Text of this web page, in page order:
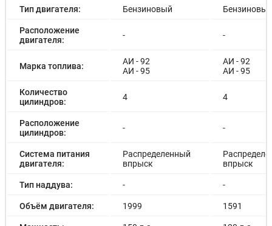
Тип двигателя: Бензиновый Бензиновый
Расположение
двигателя:
- -
Марка топлива:
АИ - 92
АИ - 95
АИ - 92
АИ - 95
Количество
цилиндров:
4 4
Расположение
цилиндров:
- -
Система питания
двигателя:
Распределенный
впрыск
впрыск
Тип наддува: - -
Объём двигателя: 1999 1591